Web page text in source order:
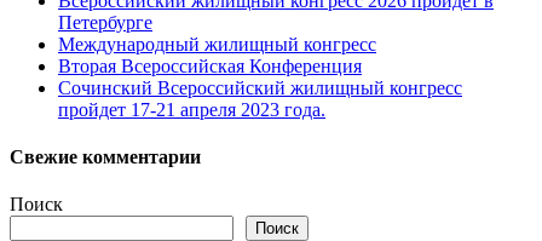
Петербурге
Международный жилищный конгресс
Вторая Всероссийская Конференция
Сочинский Всероссийский жилищный конгресс
пройдет 17-21 апреля 2023 года.
Свежие комментарии
Поиск
Поиск